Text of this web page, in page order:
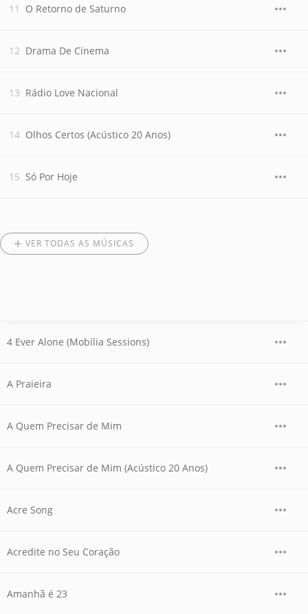
O Retorno de Saturno
Drama De Cinema
Rádio Love Nacional
Olhos Certos (Acústico 20 Anos)
Só Por Hoje
VER TODAS AS MÚSICAS
4 Ever Alone (Mobília Sessions)
A Praieira
A Quem Precisar de Mim
A Quem Precisar de Mim (Acústico 20 Anos)
Acre Song
Acredite no Seu Coração
Amanhã é 23